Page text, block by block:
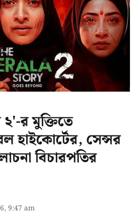
র মুক্তিতে
হাইকোর্টের, সেন্সর
বিচারপতির
9:47 am